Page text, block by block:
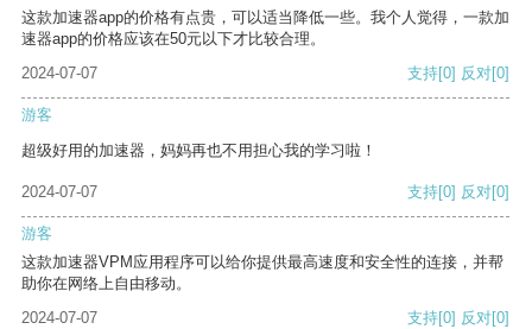
这款加速器app的价格有点贵，可以适当降低一些。我个人觉得，一款加
速器app的价格应该在50元以下才比较合理。
2024-07-07
支持[0] 反对[0]
游客
超级好用的加速器，妈妈再也不用担心我的学习啦！
2024-07-07 支持[0] 反对[0]
游客
这款加速器VPM应用程序可以给你提供最高速度和安全性的连接，并帮
助你在网络上自由移动。
2024-07-07
支持[0] 反对[0]